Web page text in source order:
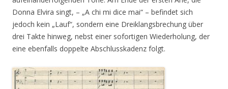
Donna Elvira singt, – „A chi mi dice mai“ – befindet sich
jedoch kein „Lauf“, sondern eine Dreiklangsbrechung über
drei Takte hinweg, nebst einer sofortigen Wiederholung, der
eine ebenfalls doppelte Abschlusskadenz folgt.